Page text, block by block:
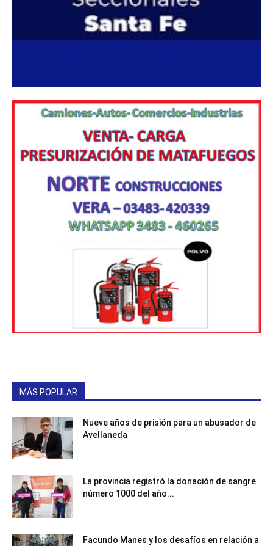
MÁS POPULAR
Nueve años de prisión para un abusador de
Avellaneda
La provincia registró la donación de sangre
número 1000 del año...
Facundo Manes y los desafíos en relación a